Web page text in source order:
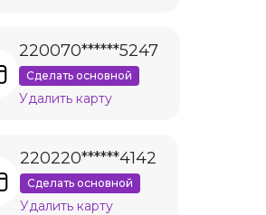
220070******5247
Сделать основной
Удалить карту
220220******4142
Сделать основной
Удалить карту